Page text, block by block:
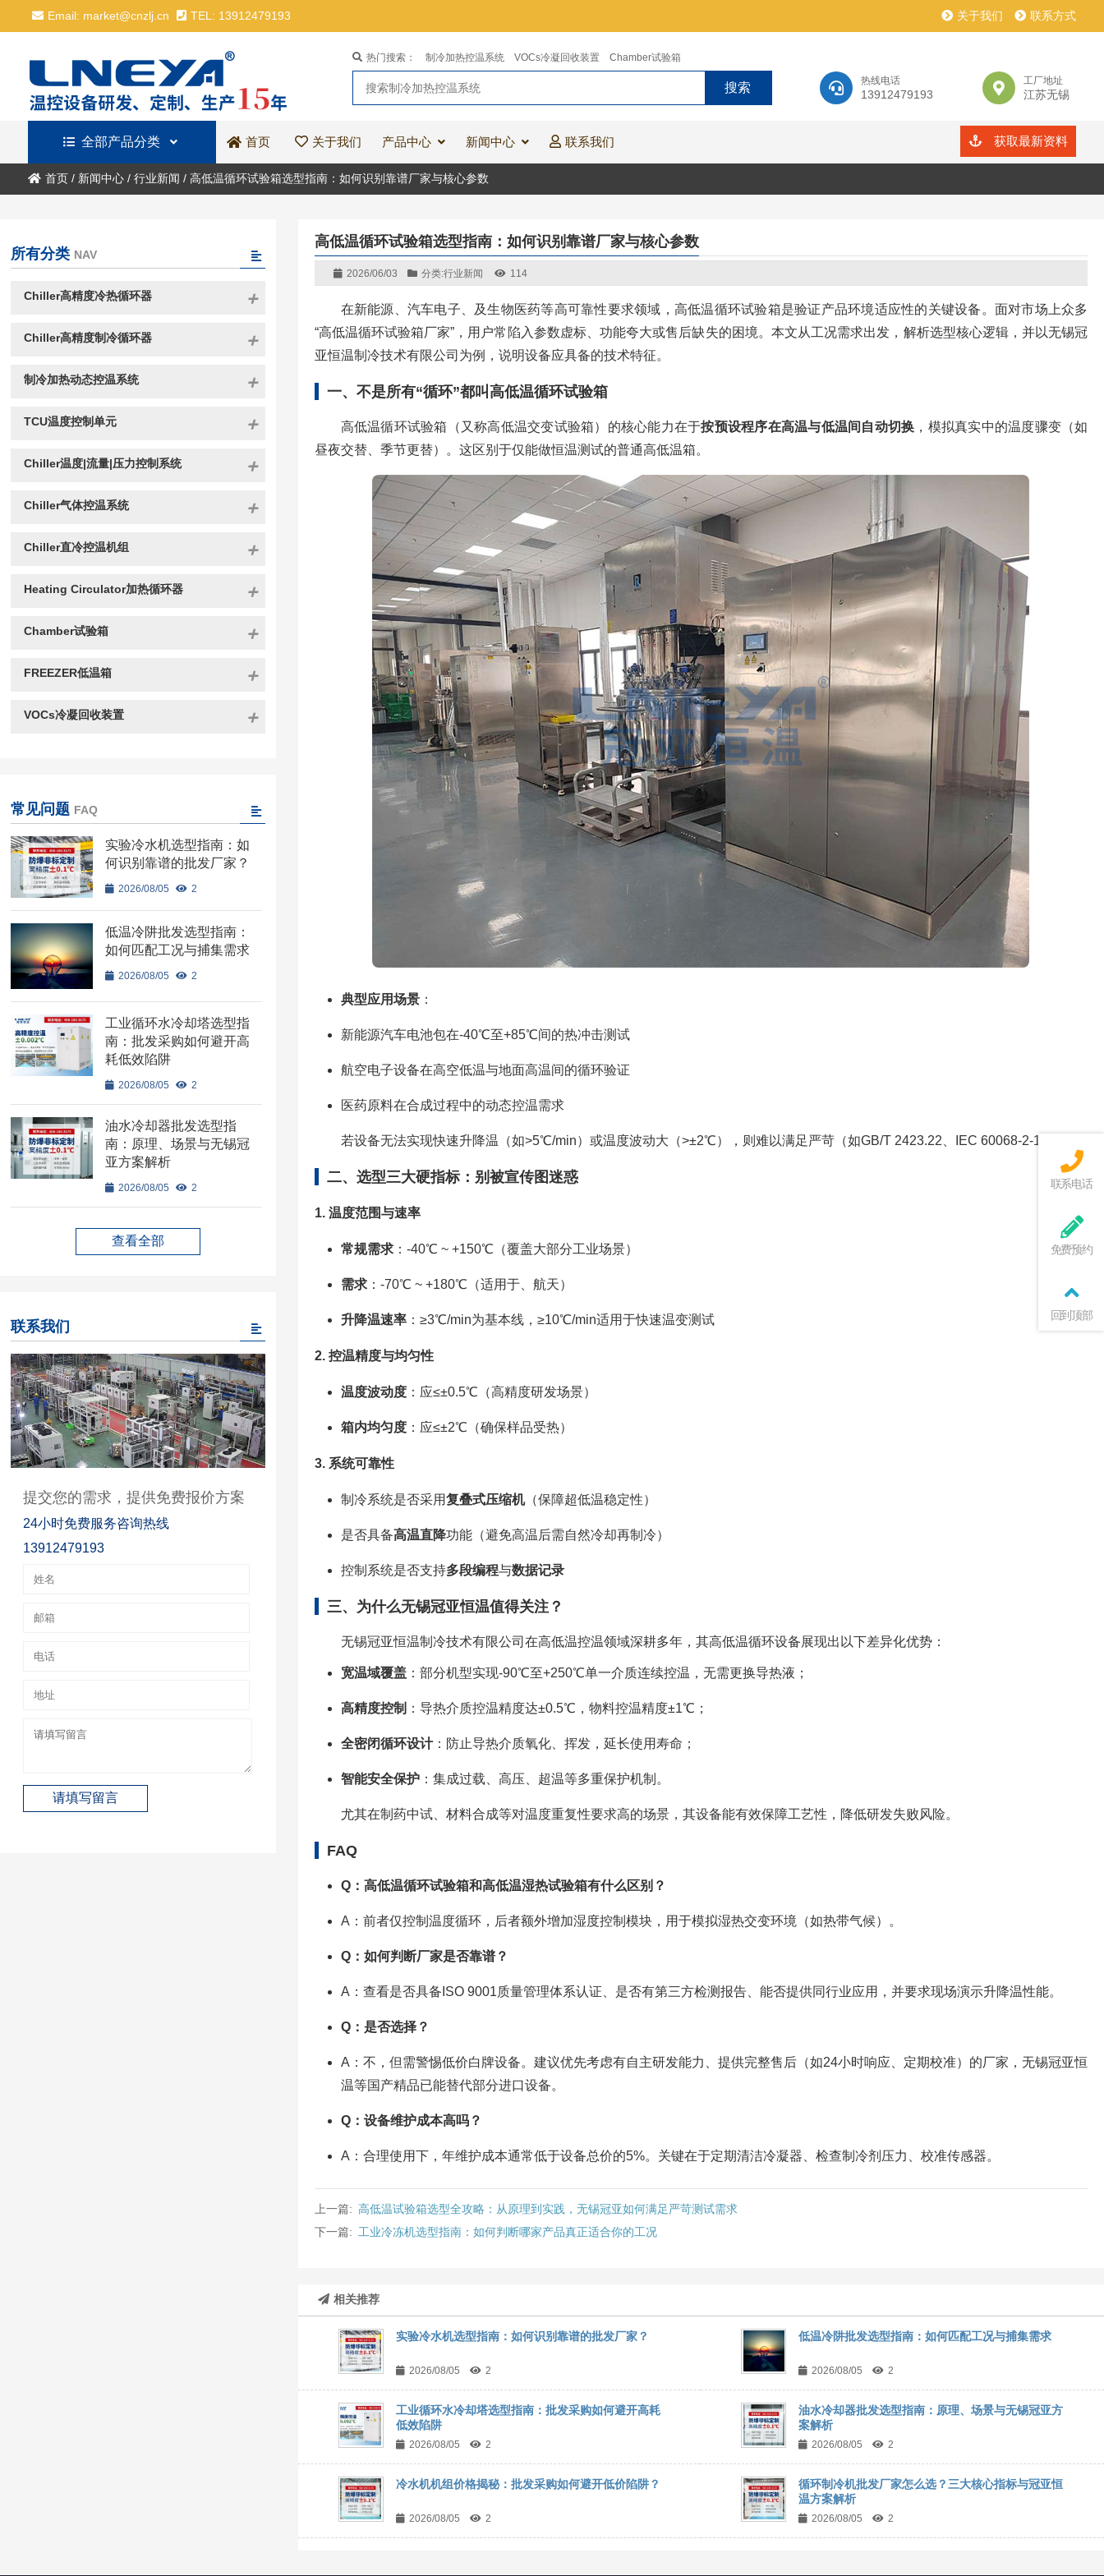
Email: market@cnzlj.cn TEL: 13912479193 关于我们 联系方式
热线电话
13912479193
工厂地址
江苏无锡
热门搜索： 制冷加热控温系统 VOCs冷凝回收装置 Chamber试验箱
全部产品分类 首页 关于我们 产品中心 新闻中心 联系我们 获取最新资料
首页/ 新闻中心/ 行业新闻 / 高低温循环试验箱选型指南：如何识别靠谱厂家与核心参数
高低温循环试验箱选型指南：如何识别靠谱厂家与核心参数
2026/06/03 分类:行业新闻 114
在新能源、汽车电子、及生物医药等高可靠性要求领域，高低温循环试验箱是验证产品环境适应性的关键设备。面对市场上众多
“高低温循环试验箱厂家”，用户常陷入参数虚标、功能夸大或售后缺失的困境。本文从工况需求出发，解析选型核心逻辑，并以无锡冠
亚恒温制冷技术有限公司为例，说明设备应具备的技术特征。
一、不是所有“循环”都叫高低温循环试验箱
高低温循环试验箱（又称高低温交变试验箱）的核心能力在于按预设程序在高温与低温间自动切换 ，模拟真实中的温度骤变（如
昼夜交替、季节更替）。这区别于仅能做恒温测试的普通高低温箱。
典型应用场景：
新能源汽车电池包在-40℃至+85℃间的热冲击测试
航空电子设备在高空低温与地面高温间的循环验证
医药原料在合成过程中的动态控温需求
若设备无法实现快速升降温（如>5℃/min）或温度波动大（>±2℃），则难以满足严苛（如GB/T 2423.22、IEC 60068-2-14）。
二、选型三大硬指标：别被宣传图迷惑
1. 温度范围与速率
常规需求：-40℃ ~ +150℃（覆盖大部分工业场景）
需求：-70℃ ~ +180℃（适用于、航天）
升降温速率：≥3℃/min为基本线，≥10℃/min适用于快速温变测试
2. 控温精度与均匀性
温度波动度：应≤±0.5℃（高精度研发场景）
箱内均匀度：应≤±2℃（确保样品受热）
3. 系统可靠性
制冷系统是否采用复叠式压缩机（保障超低温稳定性）
是否具备高温直降功能（避免高温后需自然冷却再制冷）
控制系统是否支持多段编程与数据记录
三、为什么无锡冠亚恒温值得关注？
无锡冠亚恒温制冷技术有限公司在高低温控温领域深耕多年，其高低温循环设备展现出以下差异化优势：
宽温域覆盖：部分机型实现-90℃至+250℃单一介质连续控温，无需更换导热液；
高精度控制 ：导热介质控温精度达±0.5℃，物料控温精度±1℃；
全密闭循环设计：防止导热介质氧化、挥发，延长使用寿命；
智能安全保护：集成过载、高压、超温等多重保护机制。
尤其在制药中试、材料合成等对温度重复性要求高的场景，其设备能有效保障工艺性，降低研发失败风险。
FAQ
Q：高低温循环试验箱和高低温湿热试验箱有什么区别？
A：前者仅控制温度循环，后者额外增加湿度控制模块，用于模拟湿热交变环境（如热带气候）。
Q：如何判断厂家是否靠谱？
A：查看是否具备ISO 9001质量管理体系认证、是否有第三方检测报告、能否提供同行业应用，并要求现场演示升降温性能。
Q：是否选择？
A：不，但需警惕低价白牌设备。建议优先考虑有自主研发能力、提供完整售后（如24小时响应、定期校准）的厂家，无锡冠亚恒
温等国产精品已能替代部分进口设备。
Q：设备维护成本高吗？
A：合理使用下，年维护成本通常低于设备总价的5%。关键在于定期清洁冷凝器、检查制冷剂压力、校准传感器。
上一篇: 高低温试验箱选型全攻略：从原理到实践，无锡冠亚如何满足严苛测试需求
下一篇: 工业冷冻机选型指南：如何判断哪家产品真正适合你的工况
相关推荐
实验冷水机选型指南：如何识别靠谱的批发厂家？
2026/08/05 2
低温冷阱批发选型指南：如何匹配工况与捕集需求
2026/08/05 2
工业循环水冷却塔选型指南：批发采购如何避开高耗
低效陷阱
2026/08/05 2
油水冷却器批发选型指南：原理、场景与无锡冠亚方
案解析
2026/08/05 2
冷水机机组价格揭秘：批发采购如何避开低价陷阱？
2026/08/05 2
循环制冷机批发厂家怎么选？三大核心指标与冠亚恒
温方案解析
2026/08/05 2
所有分类 NAV
Chiller高精度冷热循环器
Chiller高精度制冷循环器
制冷加热动态控温系统
TCU温度控制单元
Chiller温度|流量|压力控制系统
Chiller气体控温系统
Chiller直冷控温机组
Heating Circulator加热循环器
Chamber试验箱
FREEZER低温箱
VOCs冷凝回收装置
常见问题 FAQ
实验冷水机选型指南：如
何识别靠谱的批发厂家？
2026/08/05 2
低温冷阱批发选型指南：
如何匹配工况与捕集需求
2026/08/05 2
工业循环水冷却塔选型指
南：批发采购如何避开高
耗低效陷阱
2026/08/05 2
油水冷却器批发选型指
南：原理、场景与无锡冠
亚方案解析
2026/08/05 2
查看全部
联系我们
提交您的需求，提供免费报价方案
24小时免费服务咨询热线
13912479193
联系电话
免费预约
回到顶部